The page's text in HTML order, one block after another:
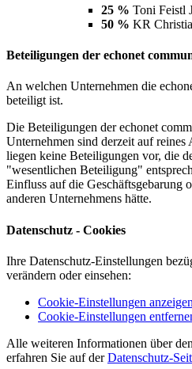
25 % Toni Feistl
50 % KR
Beteiligungen der echonet
An welchen Unternehmen die
beteiligt ist.
Die Beteiligungen der echonet
Unternehmen sind derzeit auf reines
liegen keine Beteiligungen vor, die
"wesentlichen Beteiligung"
Einfluss auf die Geschäftsgebarung
anderen Unternehmens hätte.
Datenschutz - Cookies
Ihre Datenschutz-Einstellungen
verändern oder einsehen:
Cookie-Einstellungen anzeigen
Cookie-Einstellungen
Alle weiteren Informationen über
erfahren Sie auf derDatenschutz-